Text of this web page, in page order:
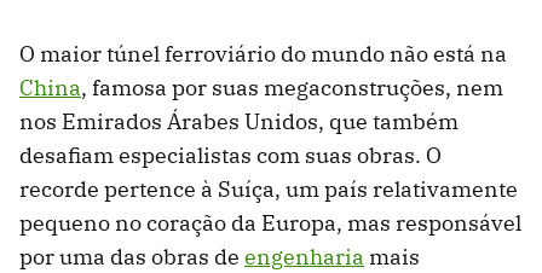
O maior túnel ferroviário do mundo não está na
China, famosa por suas megaconstruções, nem
nos Emirados Árabes Unidos, que também
desafiam especialistas com suas obras. O
recorde pertence à Suíça, um país relativamente
pequeno no coração da Europa, mas responsável
por uma das obras de engenharia mais